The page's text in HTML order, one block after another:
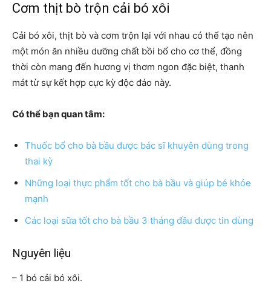
Cơm thịt bò trộn cải bó xôi
Cải bó xôi, thịt bò và cơm trộn lại với nhau có thể tạo nên
một món ăn nhiều dưỡng chất bồi bổ cho cơ thể, đồng
thời còn mang đến hương vị thơm ngon đặc biệt, thanh
mát từ sự kết hợp cực kỳ độc đáo này.
Có thể bạn quan tâm:
Thuốc bổ cho bà bầu được bác sĩ khuyên dùng trong
thai kỳ
Những loại thực phẩm tốt cho bà bầu và giúp bé khỏe
mạnh
Các loại sữa tốt cho bà bầu 3 tháng đầu được tin dùng
Nguyên liệu
– 1 bó cải bó xôi.